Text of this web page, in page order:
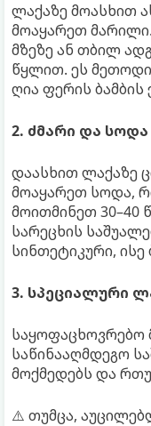
ლაქაზე მოასხით
მოაყარეთ
მზეზე ან თბილ
წყლით. ეს
ღია ფერის ბამბის
2. ძმარი და სოდა
დაასხით ლაქაზე
მოაყარეთ სოდა,
მოითმინეთ 30–40
სარეცხის
სინთეტიკური, ისე
3. სპეციალური
საყოფაცხოვრებო
საწინააღმდეგო
მოქმედებს და
⚠️ თუმცა,